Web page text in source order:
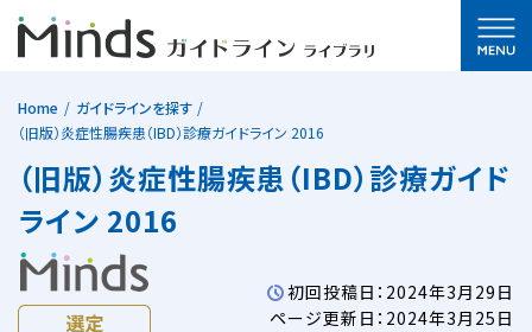
Home
ガイドラインを探す
（旧版）炎症性腸疾患（IBD）診療ガイドライン 2016
（旧版）炎症性腸疾患（IBD）診療ガイド
ライン 2016
初回投稿日：2024年3月29日
ページ更新日：2024年3月25日